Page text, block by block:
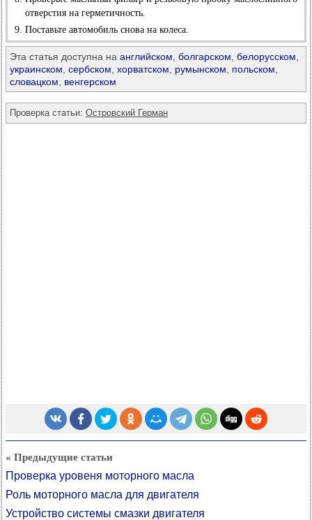
отверстия на герметичность.
Поставьте автомобиль снова на колеса.
Эта статья доступна на английском болгарском белорусском
украинском сербском хорватском румынском польском
словацком
венгерском
Проверка статьи: Островский Герман
« Предыдущие статьи
Проверка уровеня моторного масла
Роль моторного масла для двигателя
Устройство системы смазки двигателя